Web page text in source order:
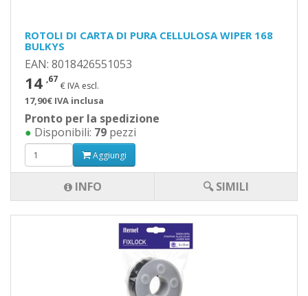
ROTOLI DI CARTA DI PURA CELLULOSA WIPER 168
BULKYS
EAN: 8018426551053
14 ,67
€ IVA escl.
17,90€ IVA inclusa
Pronto per la spedizione
● Disponibili: 79 pezzi
Aggiungi
INFO 🔍 SIMILI